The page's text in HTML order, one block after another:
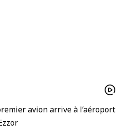
avion arrive à l’aéroport